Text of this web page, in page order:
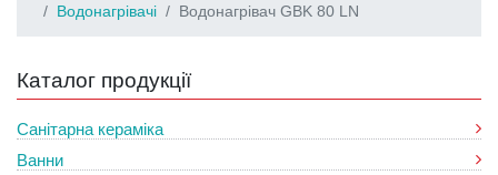
Водонагрівачі
Водонагрівач GBK 80 LN
Каталог продукції
Санітарна кераміка
Ванни